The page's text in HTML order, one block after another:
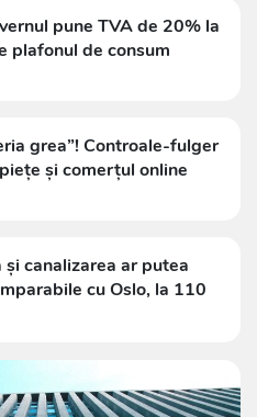
pune TVA de 20% la
plafonul de consum
grea”! Controale-fulger
și comerțul online
canalizarea ar putea
cu Oslo, la 110